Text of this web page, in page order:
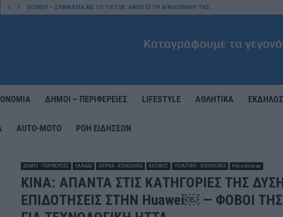
DISNEY – ΣΥΜΜΑΧΙΑ ΜΕ ΤΟ TIKTOK: ΑΝΟΙΓΕΙ ΤΗ ΒΙΒΛΙΟΘΗΚΗ ΤΗΣ…
ΔΗΜΟΙ – ΠΕΡΙΦΕΡΕΙΕΣ LIFESTYLE ΑΘΛΗΤΙΚΑ
AUTO-MOTO ΡΟΉ ΕΙΔΉΣΕΩΝ
ΔΗΜΟΙ - ΠΕΡΙΦΕΡΕΙΕΣ ΕΛΛΑΔΑ ΙΑΤΡΙΚΑ - ΚΟΙΝΩΝΙΚΑ ΚΟΣΜΟΣ ΠΟΛΙΤΙΚΗ - ΟΙΚΟΝΟΜΙΑ Ροή ειδήσεων
ΚΙΝΑ: ΑΠΑΝΤΑ ΣΤΙΣ ΚΑΤΗΓΟΡΙΕΣ ΤΗΣ
ΕΠΙΔΟΤΗΣΕΙΣ ΣΤΗΝ Huawei⁠￼ — ΦΟΒΟΙ